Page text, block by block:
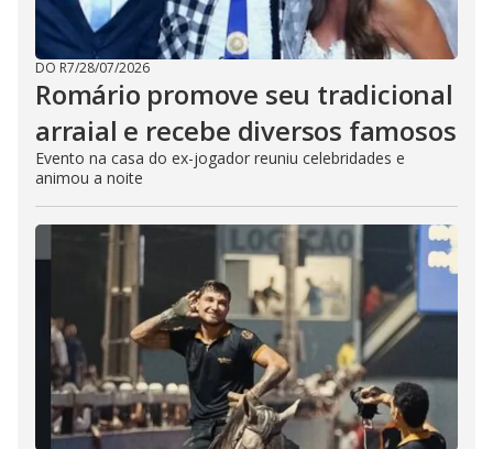
DO R7/28/07/2026
Romário promove seu tradicional
arraial e recebe diversos famosos
Evento na casa do ex-jogador reuniu celebridades e
animou a noite